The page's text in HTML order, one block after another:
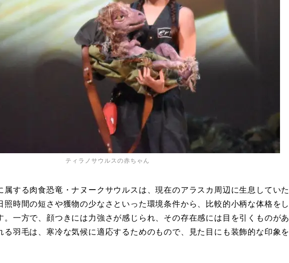
ティラノサウルスの赤ちゃん
属する肉食恐竜・ナヌークサウルスは、現在のアラスカ周辺に生息していた
照時間の短さや獲物の少なさといった環境条件から、比較的小柄な体格をし
。一方で、顔つきには力強さが感じられ、その存在感には目を引くものがあ
る羽毛は、寒冷な気候に適応するためのもので、見た目にも装飾的な印象を